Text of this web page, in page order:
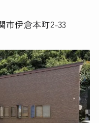
市伊倉本町2-33